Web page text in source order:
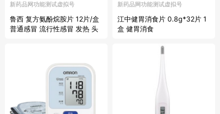
新药品网功能测试虚拟号
鲁西 复方氨酚烷胺片 12片/盒
普通感冒 流行性感冒 发热 头
新药品网功能测试虚拟号
江中健胃消食片 0.8g*32片 1
盒 健胃消食